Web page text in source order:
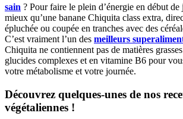
sain ? Pour faire le plein d’énergie en début de
mieux qu’une banane Chiquita class extra,
épluchée ou coupée en tranches avec des
C’est vraiment l’un des meilleurs
Chiquita ne contiennent pas de matières
glucides complexes et en vitamine B6 pour
votre métabolisme et votre journée.
Découvrez quelques-unes de nos
végétaliennes !